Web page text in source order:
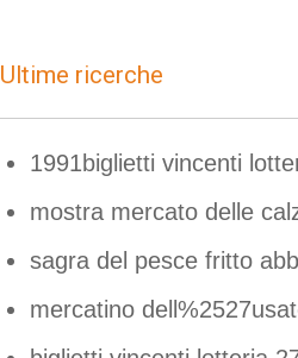
Ultime ricerche
1991biglietti vincenti
mostra mercato delle
sagra del pesce fritto
mercatino